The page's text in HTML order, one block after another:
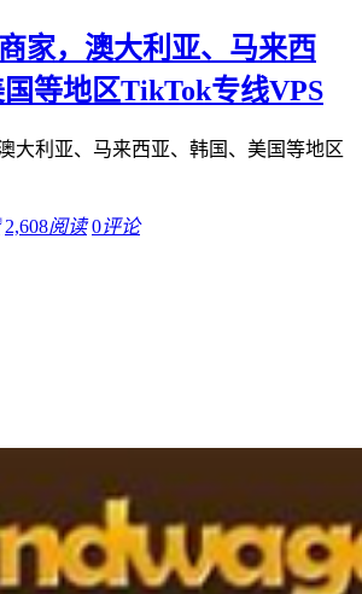
家，澳大利亚、马来西
等地区TikTok专线VPS
大利亚、马来西亚、韩国、美国等地区
2,608阅读 0评论